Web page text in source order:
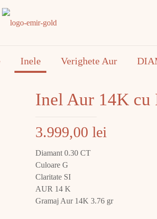
Inele Verighete Aur
Inel Aur 14K
3.999,00 lei
Diamant 0.30 CT
Culoare G
Claritate SI
AUR 14 K
Gramaj Aur 14K 3.76 gr